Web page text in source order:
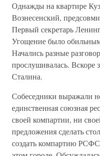
Однажды на квартире
Вознесенский,
Первый секретарь
Угощение было
Начались разные
прослушивалась. Вскоре
Сталина.
Собеседники выражали
единственная союзная
своей компартии, ни
предложения сделать
создать компартию